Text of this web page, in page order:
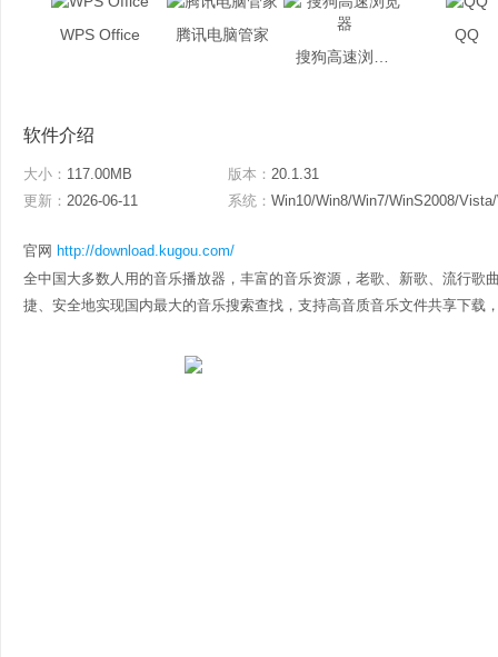
WPS Office
腾讯电脑管家
QQ
软件介绍
大小： 117.00MB 版本： 20.1.31
更新： 2026-06-11 系统： Win10/Win8/Win7/WinS2008/
官网 http://download.kugou.com/
全中国大多数人用的音乐播放器，丰富的音乐资源，老歌、新歌、流行歌
捷、安全地实现国内最大的音乐搜索查找，支持高音质音乐文件共享下载